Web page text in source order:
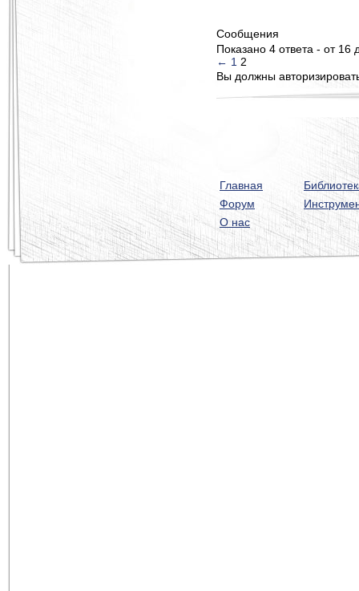
Сообщения
Показано 4 ответа - от 16
← 1 2
Вы должны
Главная
Форум
О нас